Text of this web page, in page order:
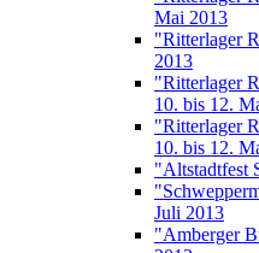
Mai 2013
"Ritterlager
2013
"Ritterlager
10. bis 12.
"Ritterlager
10. bis 12.
"Altstadtfest
Juli 2013
"Amberger